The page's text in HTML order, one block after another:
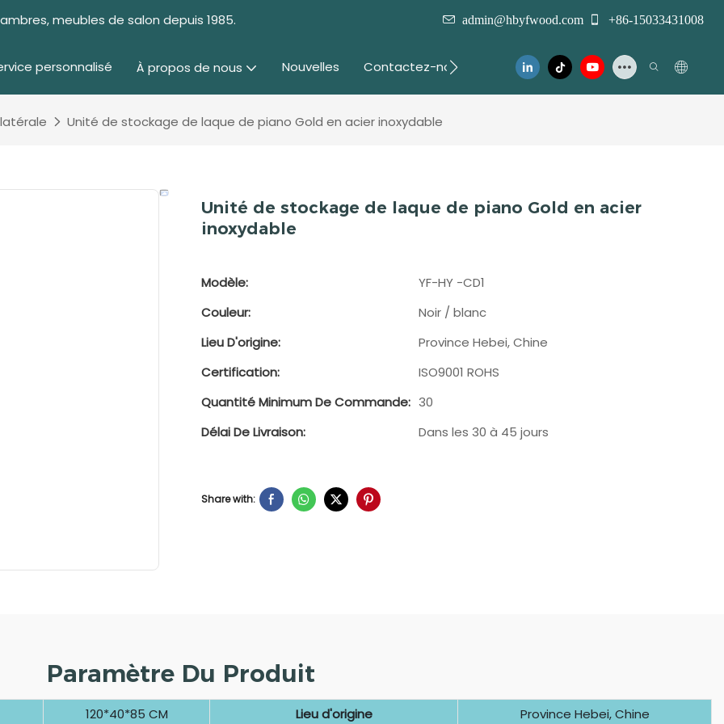
meubles de salon depuis 1985. admin@hbyfwood.com +86-15033431008
personnalisé À propos de nous Nouvelles Contactez-nous
Unité de stockage de laque de piano Gold en acier inoxydable
Unité de stockage de laque de piano Gold en acier
inoxydable
Modèle:
YF-HY -CD1
Couleur:
Noir / blanc
Lieu D'origine:
Province Hebei, Chine
Certification:
ISO9001 ROHS
Quantité Minimum De Commande: 30
Délai De Livraison:
Dans les 30 à 45 jours
Share with:
Paramètre Du Produit
120*40*85 CM Lieu d'origine
Province Hebei, Chine